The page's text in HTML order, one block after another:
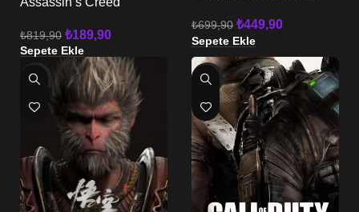
₺819,90 ₺189,90
Sepete Ekle
₺699,90 ₺449,90
Sepete Ekle
-21% -80%